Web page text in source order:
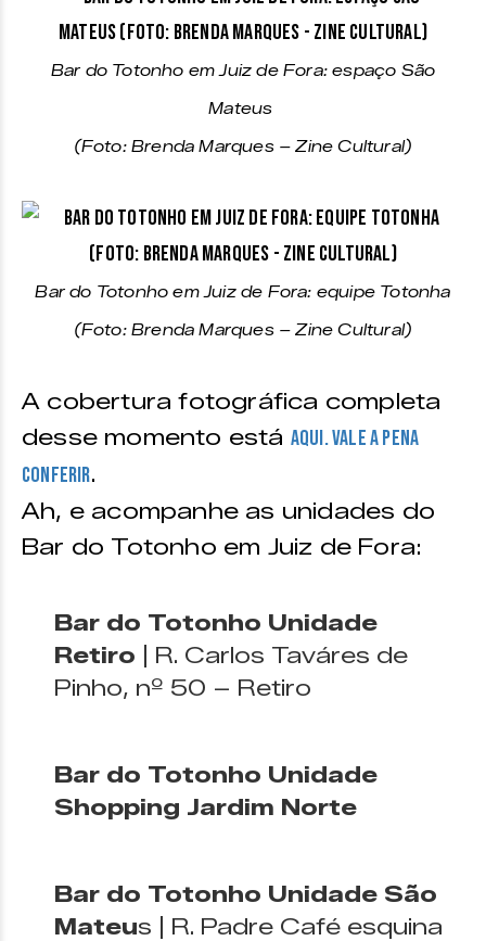
Bar do Totonho em Juiz de Fora: espaço São
Mateus
(Foto: Brenda Marques – Zine Cultural)
Bar do Totonho em Juiz de Fora: equipe Totonha
(Foto: Brenda Marques – Zine Cultural)
A cobertura fotográfica completa
desse momento está AQUI. Vale a pena
conferir.
Ah, e acompanhe as unidades do
Bar do Totonho em Juiz de Fora:
Bar do Totonho Unidade
Retiro
| R. Carlos Taváres de
Pinho, nº 50 – Retiro
Bar do Totonho Unidade
Shopping Jardim Norte
Bar do Totonho Unidade São
Mateus | R. Padre Café esquina